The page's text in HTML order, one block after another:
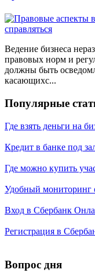
Ведение бизнеса
правовых норм и
должны быть
касающихс...
Популярные
Где взять деньги на
Кредит в банке под
Где можно купить
Удобный мониторинг
Вход в Сбербанк
Регистрация в
Вопрос дня